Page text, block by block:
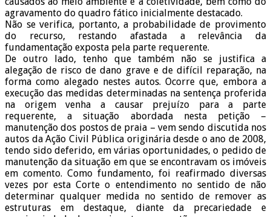
agravamento do quadro fático inicialmente destacado.
Não se verifica, portanto, a probabilidade de provimento
do recurso, restando afastada a relevância da
fundamentação exposta pela parte requerente.
De outro lado, tenho que também não se justifica a
alegação de risco de dano grave e de difícil reparação, na
forma como alegado nestes autos. Ocorre que, embora a
execução das medidas determinadas na sentença proferida
na origem venha a causar prejuízo para a parte
requerente, a situação abordada nesta petição –
manutenção dos postos de praia – vem sendo discutida nos
autos da Ação Civil Pública originária desde o ano de 2008,
tendo sido deferido, em várias oportunidades, o pedido de
manutenção da situação em que se encontravam os imóveis
em comento. Como fundamento, foi reafirmado diversas
vezes por esta Corte o entendimento no sentido de não
determinar qualquer medida no sentido de remover as
estruturas em destaque, diante da precariedade e